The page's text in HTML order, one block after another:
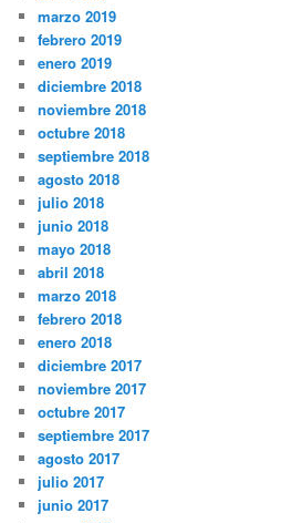
marzo 2019
febrero 2019
enero 2019
diciembre 2018
noviembre 2018
octubre 2018
septiembre 2018
agosto 2018
julio 2018
junio 2018
mayo 2018
abril 2018
marzo 2018
febrero 2018
enero 2018
diciembre 2017
noviembre 2017
octubre 2017
septiembre 2017
agosto 2017
julio 2017
junio 2017